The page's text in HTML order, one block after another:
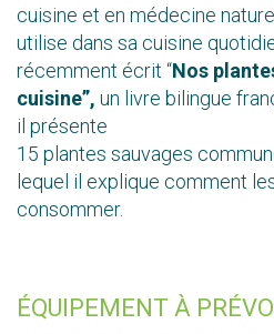
cuisine et en médecine
utilise dans sa cuisine
récemment écrit “Nos
cuisine”, un livre bilingue
il présente
15 plantes sauvages
lequel il explique comment
consommer.
ÉQUIPEMENT À